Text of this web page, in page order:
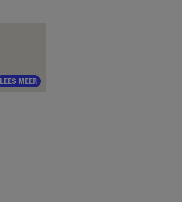
LEES MEER